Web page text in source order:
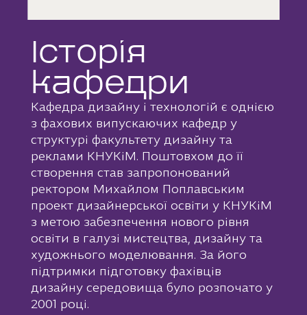
Історія
кафедри
Кафедра дизайну і технологій є однією
з фахових випускаючих кафедр у
структурі факультету дизайну та
реклами КНУКіМ. Поштовхом до її
створення став запропонований
ректором Михайлом Поплавським
проект дизайнерської освіти у КНУКіМ
з метою забезпечення нового рівня
освіти в галузі мистецтва, дизайну та
художнього моделювання. За його
підтримки підготовку фахівців
дизайну середовища було розпочато у
2001 році.